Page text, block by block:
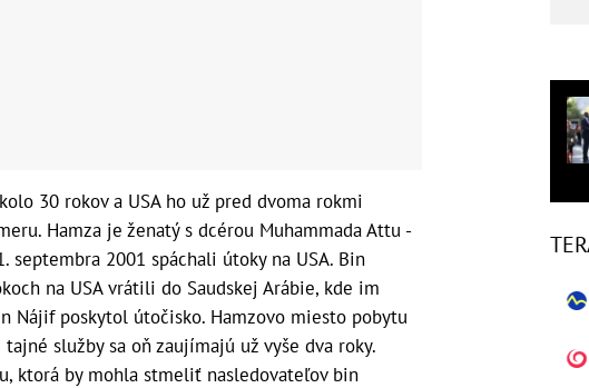
30 rokov a USA ho už pred dvoma rokmi
Hamza je ženatý s dcérou Muhammada Attu -
2001 spáchali útoky na USA. Bin
na USA vrátili do Saudskej Arábie, kde im
Nájif poskytol útočisko. Hamzovo miesto pobytu
služby sa oň zaujímajú už vyše dva roky.
ktorá by mohla stmeliť nasledovateľov bin